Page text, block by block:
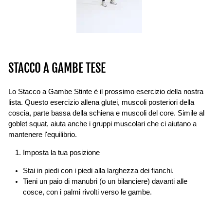
STACCO A GAMBE TESE
Lo Stacco a Gambe Stinte è il prossimo esercizio della nostra
lista. Questo esercizio allena glutei, muscoli posteriori della
coscia, parte bassa della schiena e muscoli del core. Simile al
goblet squat, aiuta anche i gruppi muscolari che ci aiutano a
mantenere l'equilibrio.
Imposta la tua posizione
Stai in piedi con i piedi alla larghezza dei fianchi.
Tieni un paio di manubri (o un bilanciere) davanti alle
cosce, con i palmi rivolti verso le gambe.